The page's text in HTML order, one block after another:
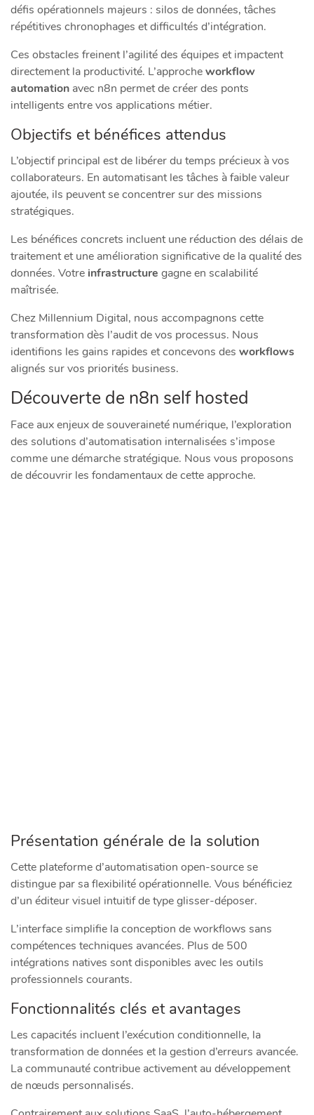
défis opérationnels majeurs : silos de données, tâches
répétitives chronophages et difficultés d’intégration.
Ces obstacles freinent l’agilité des équipes et impactent
directement la productivité. L’approcheworkflow
automation avec n8n permet de créer des ponts
intelligents entre vos applications métier.
Objectifs et bénéfices attendus
L’objectif principal est de libérer du temps précieux à vos
collaborateurs. En automatisant les tâches à faible valeur
ajoutée, ils peuvent se concentrer sur des missions
stratégiques.
Les bénéfices concrets incluent une réduction des délais de
traitement et une amélioration significative de la qualité des
données. Votre infrastructure gagne en scalabilité
maîtrisée.
Chez Millennium Digital, nous accompagnons cette
transformation dès l’audit de vos processus. Nous
identifions les gains rapides et concevons des workflows
alignés sur vos priorités business.
Découverte de n8n self hosted
Face aux enjeux de souveraineté numérique, l’exploration
des solutions d’automatisation internalisées s’impose
comme une démarche stratégique. Nous vous proposons
de découvrir les fondamentaux de cette approche.
Présentation générale de la solution
Cette plateforme d’automatisation open-source se
distingue par sa flexibilité opérationnelle. Vous bénéficiez
d’un éditeur visuel intuitif de type glisser-déposer.
L’interface simplifie la conception de workflows sans
compétences techniques avancées. Plus de 500
intégrations natives sont disponibles avec les outils
professionnels courants.
Fonctionnalités clés et avantages
Les capacités incluent l’exécution conditionnelle, la
transformation de données et la gestion d’erreurs avancée.
La communauté contribue activement au développement
de nœuds personnalisés.